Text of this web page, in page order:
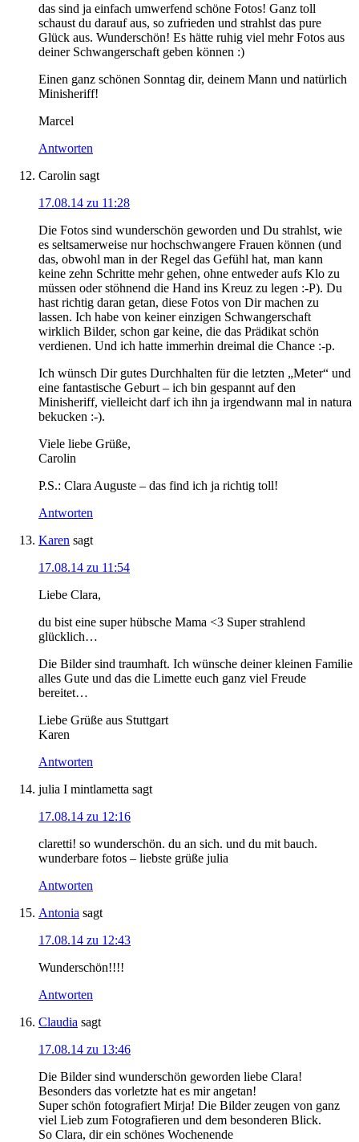
das sind ja einfach umwerfend schöne Fotos! Ganz toll
schaust du darauf aus, so zufrieden und strahlst das pure
Glück aus. Wunderschön! Es hätte ruhig viel mehr Fotos aus
deiner Schwangerschaft geben können :)
Einen ganz schönen Sonntag dir, deinem Mann und natürlich
Minisheriff!
Marcel
Antworten
Carolin sagt
17.08.14 zu 11:28
Die Fotos sind wunderschön geworden und Du strahlst, wie
es seltsamerweise nur hochschwangere Frauen können (und
das, obwohl man in der Regel das Gefühl hat, man kann
keine zehn Schritte mehr gehen, ohne entweder aufs Klo zu
müssen oder stöhnend die Hand ins Kreuz zu legen :-P). Du
hast richtig daran getan, diese Fotos von Dir machen zu
lassen. Ich habe von keiner einzigen Schwangerschaft
wirklich Bilder, schon gar keine, die das Prädikat schön
verdienen. Und ich hatte immerhin dreimal die Chance :-p.
Ich wünsch Dir gutes Durchhalten für die letzten „Meter“ und
eine fantastische Geburt – ich bin gespannt auf den
Minisheriff, vielleicht darf ich ihn ja irgendwann mal in natura
bekucken :-).
Viele liebe Grüße,
Carolin
P.S.: Clara Auguste – das find ich ja richtig toll!
Antworten
Karen sagt
17.08.14 zu 11:54
Liebe Clara,
du bist eine super hübsche Mama <3 Super strahlend
glücklich…
Die Bilder sind traumhaft. Ich wünsche deiner kleinen Familie
alles Gute und das die Limette euch ganz viel Freude
bereitet…
Liebe Grüße aus Stuttgart
Karen
Antworten
julia I mintlametta sagt
17.08.14 zu 12:16
claretti! so wunderschön. du an sich. und du mit bauch.
wunderbare fotos – liebste grüße julia
Antworten
Antonia sagt
17.08.14 zu 12:43
Wunderschön!!!!
Antworten
Claudia sagt
17.08.14 zu 13:46
Die Bilder sind wunderschön geworden liebe Clara!
Besonders das vorletzte hat es mir angetan!
Super schön fotografiert Mirja! Die Bilder zeugen von ganz
viel Lieb zum Fotografieren und dem besonderen Blick.
So Clara, dir ein schönes Wochenende